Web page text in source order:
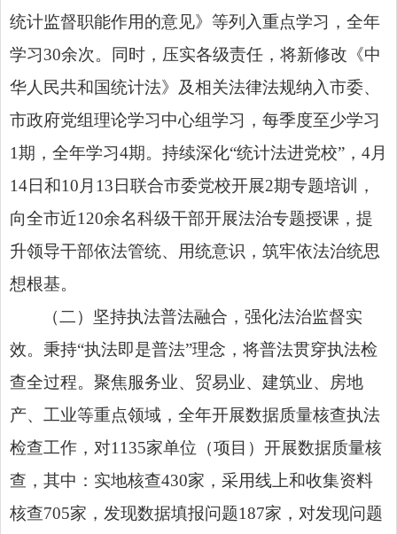
统计监督职能作用的意见》等列入重点学习，全年
学习30余次。同时，压实各级责任，将新修改 《中
华人民共和国统计法》 及相关法律法规纳入市委、
市政府党组理论学习中心组学习，每季度至少学习
1期，全年学习4期。持续深化“统计法进党校”，4月
14日和10月13日联合市委党校开展2期专题培训，
向全市近120余名科级干部开展法治专题授课，提
升领导干部依法管统、用统意识，筑牢依法治统思
想根基。
（二）坚持执法普法融合，强化法治监督实
效。秉持“执法即是普法”理念，将普法贯穿执法检
查全过程。聚焦服务业、贸易业、建筑业、房地
产、工业等重点领域，全年开展数据质量核查执法
检查工作，对1135家单位（项目）开展数据质量核
查，其中：实地核查430家，采用线上和收集资料
核查705家，发现数据填报问题187家，对发现问题